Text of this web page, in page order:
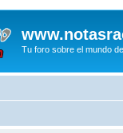
Tu foro sobre el mundo